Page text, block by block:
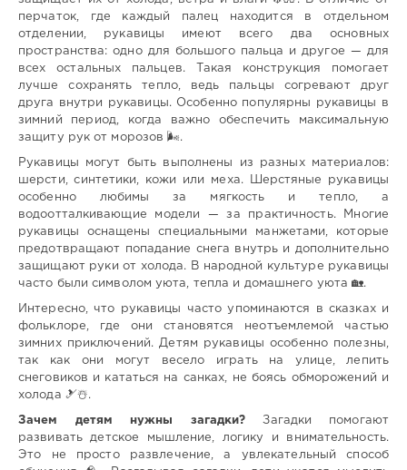
перчаток, где каждый палец находится в отдельном
отделении, рукавицы имеют всего два основных
пространства: одно для большого пальца и другое — для
всех остальных пальцев. Такая конструкция помогает
лучше сохранять тепло, ведь пальцы согревают друг
друга внутри рукавицы. Особенно популярны рукавицы в
зимний период, когда важно обеспечить максимальную
защиту рук от морозов 🌬️.
Рукавицы могут быть выполнены из разных материалов:
шерсти, синтетики, кожи или меха. Шерстяные рукавицы
особенно любимы за мягкость и тепло, а
водоотталкивающие модели — за практичность. Многие
рукавицы оснащены специальными манжетами, которые
предотвращают попадание снега внутрь и дополнительно
защищают руки от холода. В народной культуре рукавицы
часто были символом уюта, тепла и домашнего уюта 🏡.
Интересно, что рукавицы часто упоминаются в сказках и
фольклоре, где они становятся неотъемлемой частью
зимних приключений. Детям рукавицы особенно полезны,
так как они могут весело играть на улице, лепить
снеговиков и кататься на санках, не боясь обморожений и
холода 🎿☃️.
Зачем детям нужны загадки? Загадки помогают
развивать детское мышление, логику и внимательность.
Это не просто развлечение, а увлекательный способ